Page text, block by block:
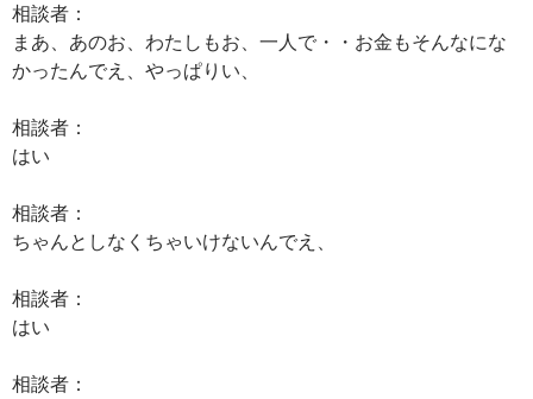
相談者：
まあ、あのお、わたしもお、一人で・・お金もそんなにな
かったんでえ、やっぱりい、
相談者：
はい
相談者：
ちゃんとしなくちゃいけないんでえ、
相談者：
はい
相談者：